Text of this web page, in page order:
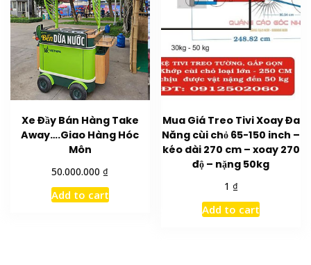
Xe Đầy Bán Hàng Take
Away….Giao Hàng Hóc
Môn
50.000.000 ₫
Add to cart
Mua Giá Treo Tivi Xoay Đa
Năng cùi chỏ 65-150 inch –
kéo dài 270 cm – xoay 270
độ – nặng 50kg
1 ₫
Add to cart